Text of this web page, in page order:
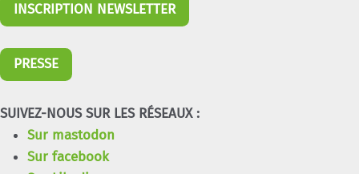
INSCRIPTION NEWSLETTER
PRESSE
SUIVEZ-NOUS SUR LES RÉSEAUX :
Sur mastodon
Sur facebook